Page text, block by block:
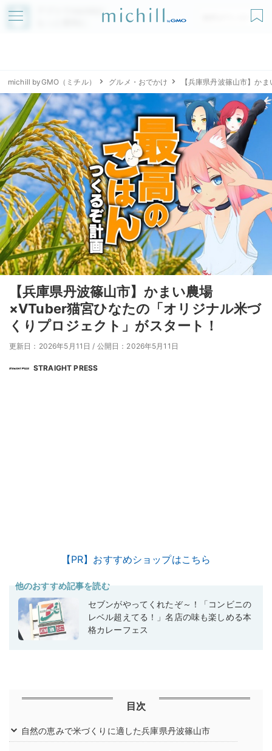
アプリでmichillが
無料ダウンロード
michill byGMO（ミチル） グルメ・おでかけ 【兵庫県丹波篠山市】か
【兵庫県丹波篠山市】かまい農場
×VTuber猫宮ひなたの「オリジナル米づ
くりプロジェクト」がスタート！
更新日：2026年5月11日 / 公開日：2026年5月11日
STRAIGHT PRESS
【PR】おすすめショップはこちら
他のおすすめ記事を読む
セブンがやってくれたぞ～！「コンビニの
レベル超えてる！」名店の味も楽しめる本
格カレーフェス
目次
自然の恵みで米づくりに適した兵庫県丹波篠山市